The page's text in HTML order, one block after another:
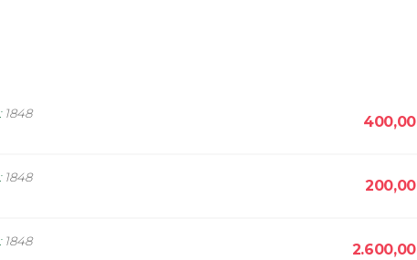
: 1848 400,00
: 1848 200,00
: 1848 2.600,00